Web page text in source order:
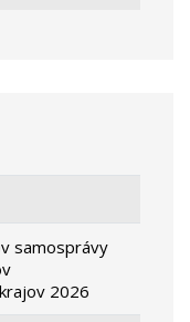
samosprávy
2026